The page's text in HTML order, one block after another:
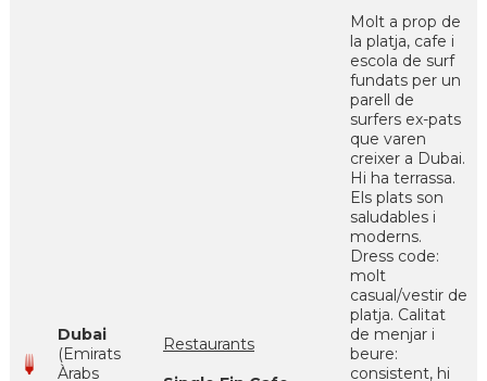
Dubai
(Emirats
Àrabs
Restaurants
Molt a prop de
la platja, cafe i
escola de surf
fundats per un
parell de
surfers ex-pats
que varen
creixer a Dubai.
Hi ha terrassa.
Els plats son
saludables i
moderns.
Dress code:
molt
casual/vestir de
platja. Calitat
de menjar i
beure:
consistent, hi